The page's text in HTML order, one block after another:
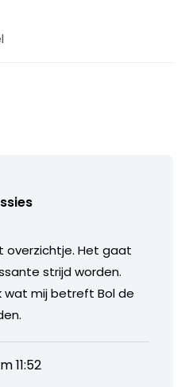
overzichtje. Het gaat
strijd worden.
wat mij betreft Bol de
11:52